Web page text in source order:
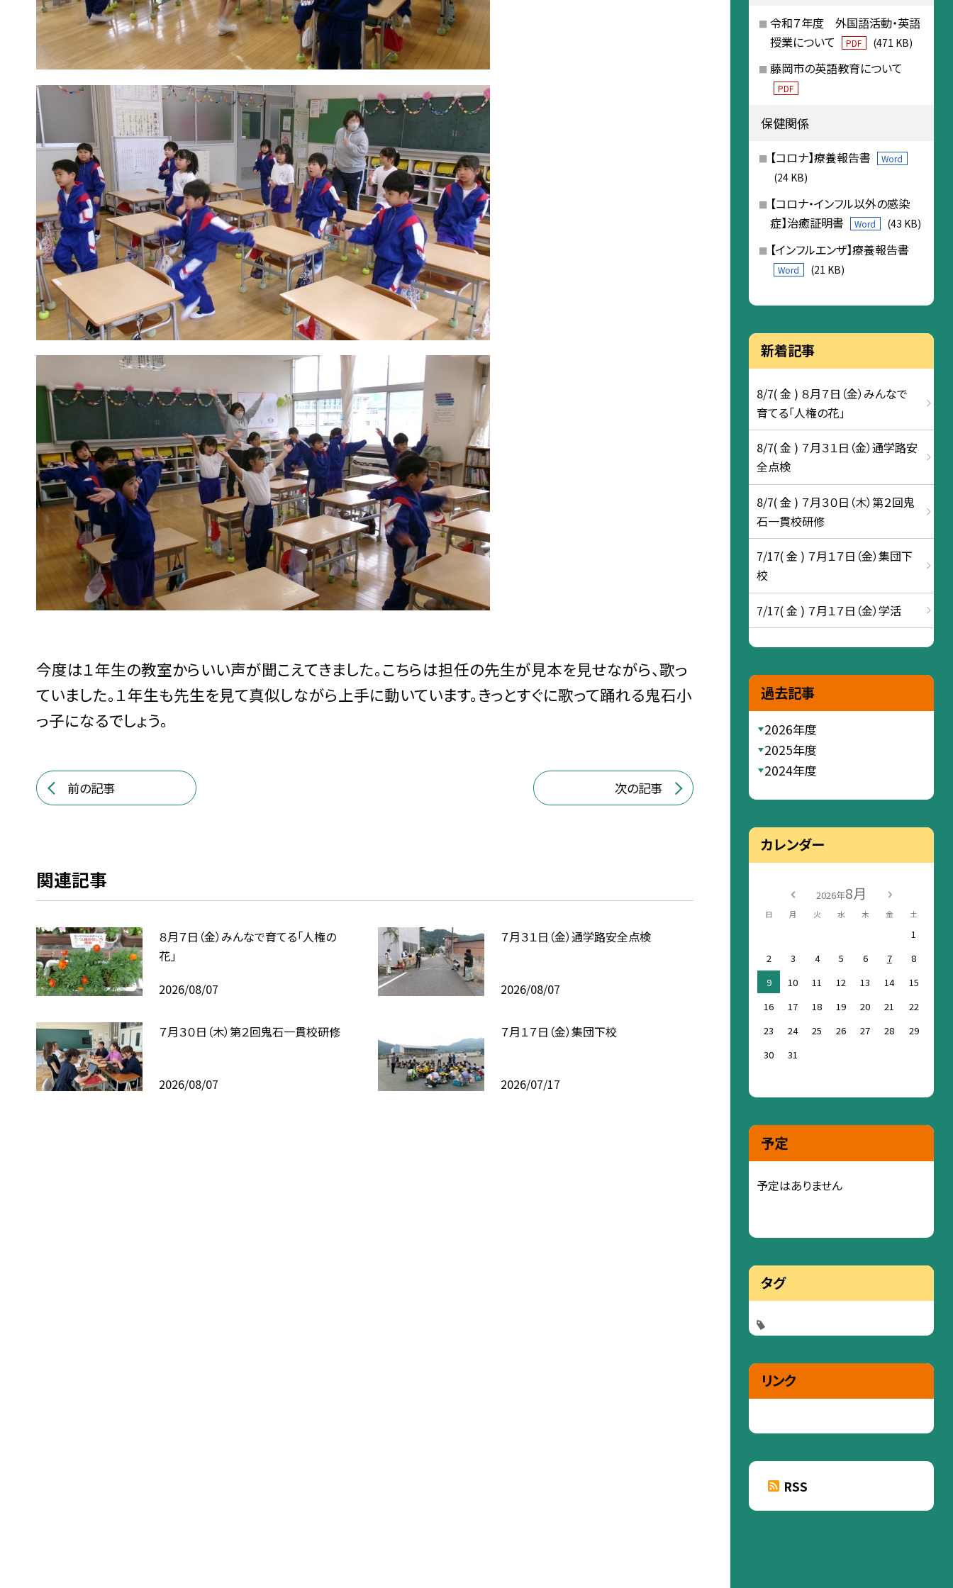
今度は１年生の教室からいい声が聞こえてきました。こちらは担任の先生が見本を見せながら、歌っ
ていました。１年生も先生を見て真似しながら上手に動いています。きっとすぐに歌って踊れる鬼石小
っ子になるでしょう。
前の記事 次の記事
関連記事
８月７日（金）みんなで育てる「人権の
花」
2026/08/07
７月３１日（金）通学路安全点検
2026/08/07
７月３０日（木）第２回鬼石一貫校研修
2026/08/07
７月１７日（金）集団下校
2026/07/17
令和７年度 外国語活動・英語
授業について
PDF (471 KB)
藤岡市の英語教育について
PDF
保健関係
【コロナ】療養報告書 Word
(24 KB)
【コロナ・インフル以外の感染
症】治癒証明書
Word (43 KB)
【インフルエンザ】療養報告書
Word (21 KB)
新着記事
8/7( 金 ) ８月７日（金）みんなで
育てる「人権の花」
8/7( 金 ) ７月３１日（金）通学路安
全点検
8/7( 金 ) ７月３０日（木）第２回鬼
石一貫校研修
7/17( 金 ) ７月１７日（金）集団下
校
7/17( 金 ) ７月１７日（金）学活
過去記事
2026年度
2025年度
2024年度
カレンダー
2026年8月
日 月 火 水 木 金 土
1
2
3 4 5 6 7
8
9
10 11 12 13 14
15
16
17 18 19 20 21
22
23
24 25 26 27 28
29
30
31
予定
予定はありません
タグ
リンク
RSS